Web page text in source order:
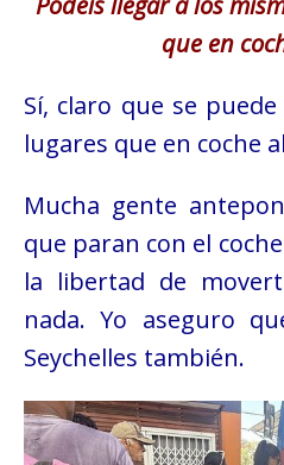
que en
Sí, claro que se
lugares que en coche
Mucha gente
que paran con el
la libertad de
nada. Yo aseguro
Seychelles también.